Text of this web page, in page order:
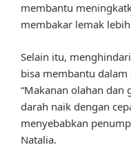
membantu
membakar lemak
Selain itu,
bisa membantu
“Makanan olahan dan
darah naik dengan
menyebabkan
Natalia.